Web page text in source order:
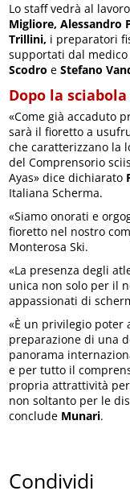
Lo staff vedrà al
Migliore, Alessandro
Trillini, i preparatori
supportati dal medico
Scodro eStefano
Dopo la
«Come già accaduto
sarà il fioretto a
che caratterizzano la
del Comprensorio
Ayas» dice dichiarato
Italiana Scherma.
«Siamo onorati e
fioretto nel nostro
Monterosa Ski.
«La presenza degli
unica non solo per il
appassionati di
«È un privilegio poter
preparazione di una
panorama
e per tutto il
propria attrattività
non soltanto per le
conclude Munari.
Condividi